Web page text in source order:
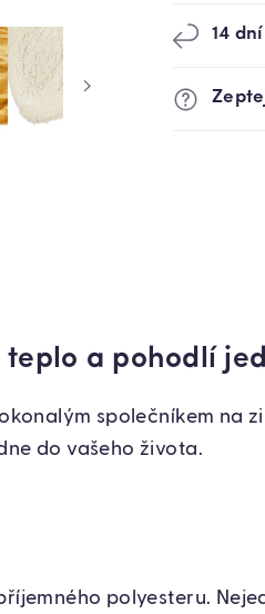
14
a pohodlí
společníkem na
do vašeho života.
polyesteru.